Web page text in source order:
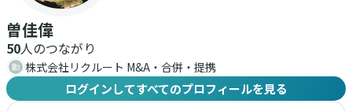
曽佳偉
50人のつながり
株式会社リクルート M&A・合併・提携
ログインしてすべてのプロフィールを見る